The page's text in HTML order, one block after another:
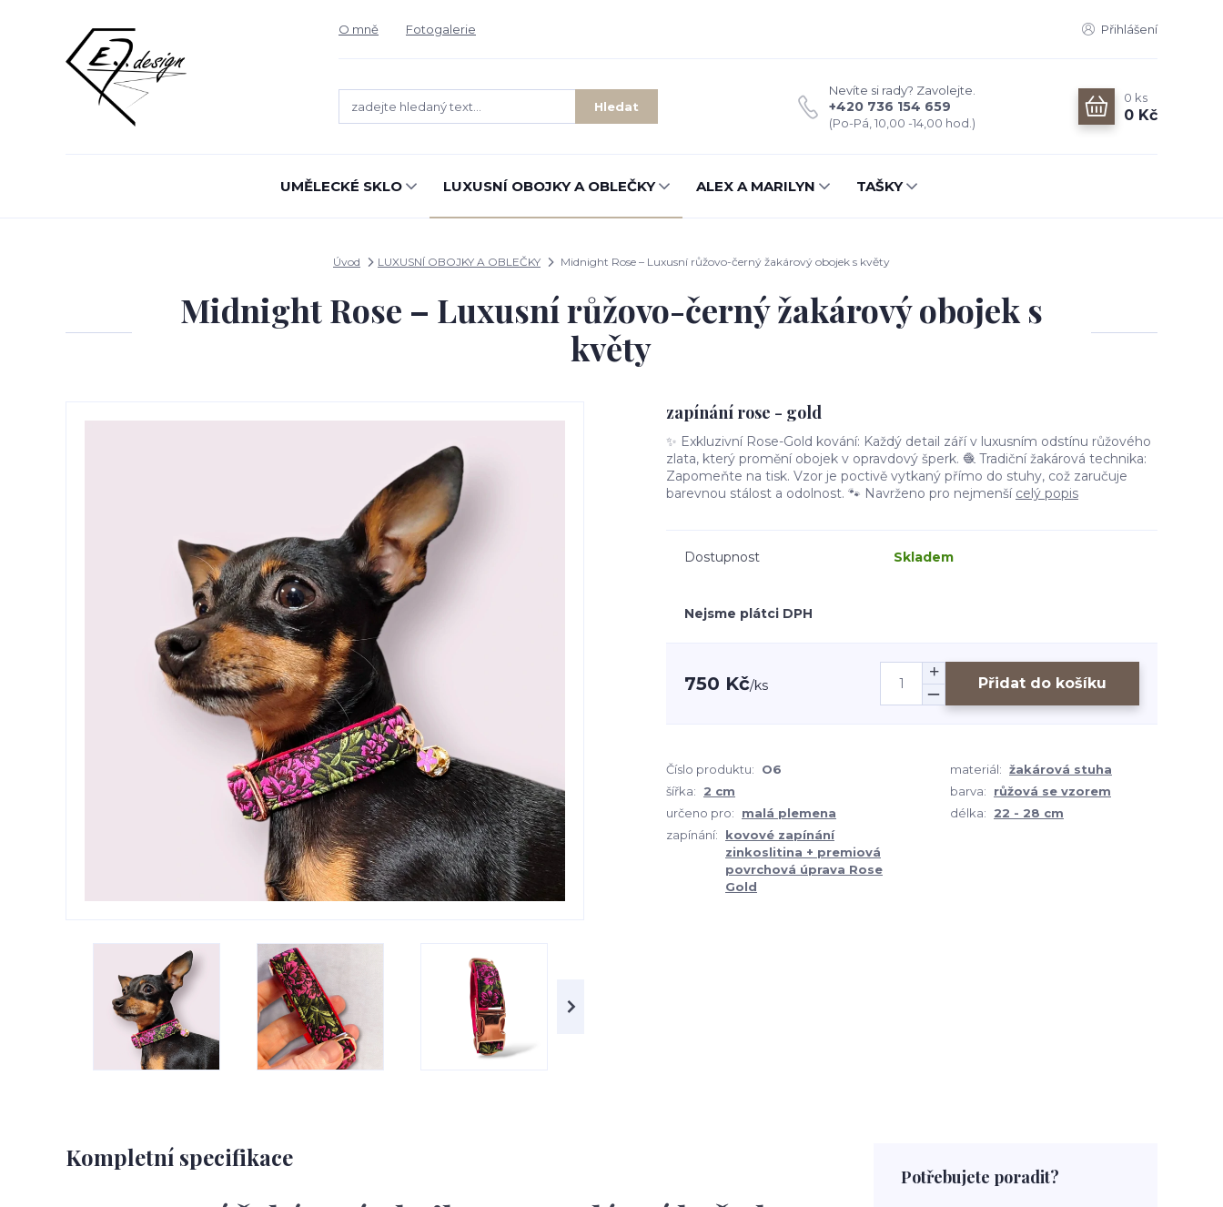
O mně Fotogalerie Přihlášení
Hledat
Nevíte si rady? Zavolejte.
+420 736 154 659
(Po-Pá, 10,00 -14,00 hod.)
0 ks
0 Kč
UMĚLECKÉ SKLO LUXUSNÍ OBOJKY A OBLEČKY ALEX A MARILYN TAŠKY
Úvod LUXUSNÍ OBOJKY A OBLEČKY Midnight Rose – Luxusní růžovo-černý žakárový obojek s květy
Midnight Rose – Luxusní růžovo-černý žakárový obojek s
květy
zapínání rose - gold
✨ Exkluzivní Rose-Gold kování: Každý detail září v luxusním odstínu růžového
zlata, který promění obojek v opravdový šperk. 🧶 Tradiční žakárová technika:
Zapomeňte na tisk. Vzor je poctivě vytkaný přímo do stuhy, což zaručuje
barevnou stálost a odolnost. 🐾 Navrženo pro nejmenší celý popis
Dostupnost Skladem
Nejsme plátci DPH
750 Kč/ks Přidat do košíku
Číslo produktu: O6 materiál: žakárová stuha
šířka:
2 cm barva:
růžová se vzorem
určeno pro:
malá plemena délka:
22 - 28 cm
zapínání:
kovové zapínání
zinkoslitina + premiová
povrchová úprava Rose
Gold
Kompletní specifikace
Potřebujete poradit?